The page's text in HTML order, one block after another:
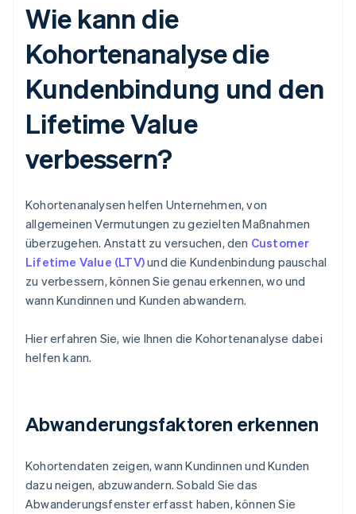
Wie kann die
Kohortenanalyse die
Kundenbindung und den
Lifetime Value
verbessern?
Kohortenanalysen helfen Unternehmen, von
allgemeinen Vermutungen zu gezielten Maßnahmen
überzugehen. Anstatt zu versuchen, den Customer
Lifetime Value (LTV)und die Kundenbindung pauschal
zu verbessern, können Sie genau erkennen, wo und
wann Kundinnen und Kunden abwandern.
Hier erfahren Sie, wie Ihnen die Kohortenanalyse dabei
helfen kann.
Abwanderungsfaktoren erkennen
Kohortendaten zeigen, wann Kundinnen und Kunden
dazu neigen, abzuwandern. Sobald Sie das
Abwanderungsfenster erfasst haben, können Sie